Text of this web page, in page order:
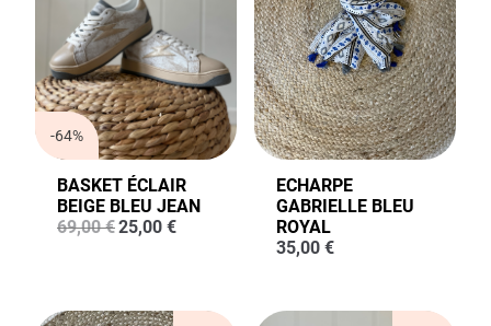
-64%
BASKET ÉCLAIR
BEIGE BLEU JEAN
69,00€Le
69,00 €.
25,00 €Le
25,00 €.
ECHARPE
GABRIELLE BLEU
ROYAL
35,00 €